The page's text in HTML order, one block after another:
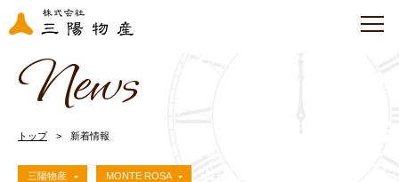
News
トップ 新着情報
三陽物産 MONTE ROSA